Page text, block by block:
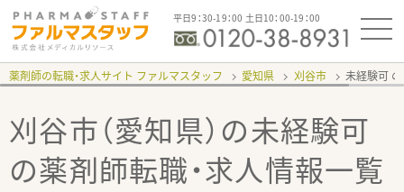
平日9：30-19：00 土日10：00-19：00
薬剤師の転職・求人サイト ファルマスタッフ 愛知県 刈谷市 未経験可
刈谷市（愛知県）の未経験可
の薬剤師転職・求人情報一覧